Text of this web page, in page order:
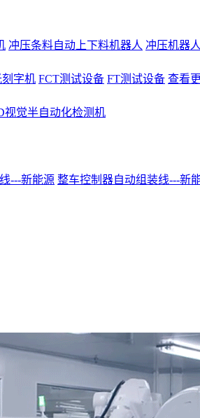
冲压条料自动上下料机器人 冲压机器
字机 FCT测试设备 FT测试设备 查看
视觉半自动化检测机
---新能源 整车控制器自动组装线---新